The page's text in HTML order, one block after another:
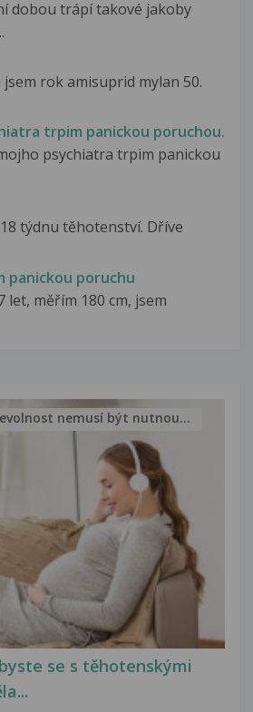
dobou trápí takové jakoby
rok amisuprid mylan 50.
trpim panickou poruchou.
psychiatra trpim panickou
týdnu těhotenství. Dříve
panickou poruchu
let, měřím 180 cm, jsem
byste se s těhotenskými
nemusí být nutnou...